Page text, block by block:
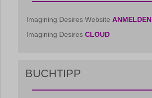
Imagining Desires Website ANMELDEN
Imagining Desires CLOUD
BUCHTIPP